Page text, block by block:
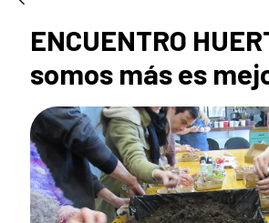
ENCUENTRO
somos más es